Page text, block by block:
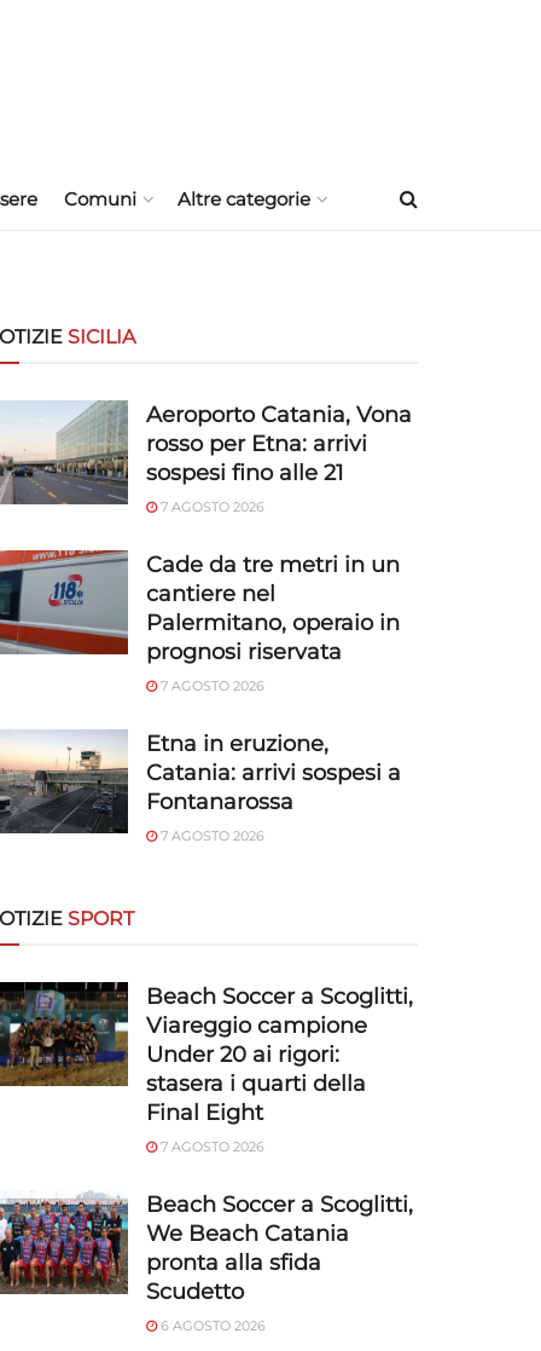
Comuni Altre categorie
SICILIA
Aeroporto Catania, Vona
rosso per Etna: arrivi
sospesi fino alle 21
7 AGOSTO 2026
Cade da tre metri in un
cantiere nel
Palermitano, operaio in
prognosi riservata
7 AGOSTO 2026
Etna in eruzione,
Catania: arrivi sospesi a
Fontanarossa
7 AGOSTO 2026
SPORT
Beach Soccer a Scoglitti,
Viareggio campione
Under 20 ai rigori:
stasera i quarti della
Final Eight
7 AGOSTO 2026
Beach Soccer a Scoglitti,
We Beach Catania
pronta alla sfida
Scudetto
6 AGOSTO 2026